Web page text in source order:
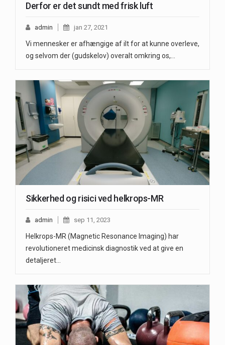
Derfor er det sundt med frisk luft
admin jan 27, 2021
Vi mennesker er afhængige af ilt for at kunne overleve,
og selvom der (gudskelov) overalt omkring os,…
Sikkerhed og risici ved helkrops-MR
admin sep 11, 2023
Helkrops-MR (Magnetic Resonance Imaging) har
revolutioneret medicinsk diagnostik ved at give en
detaljeret…